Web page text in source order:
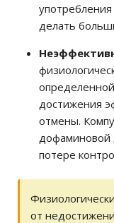
делать
достижения
отмены.
дофаминовой
потере
от